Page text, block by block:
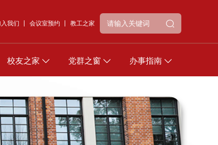
我们 会议室预约 教工之家
校友之家 党群之窗 办事指南